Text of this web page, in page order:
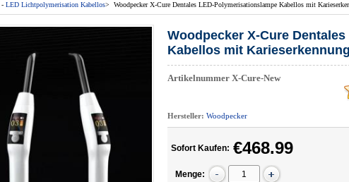
- LED Lichtpolymerisation Kabellos> Woodpecker X-Cure Dentales LED-Polymerisationslampe Kabellos mit
Woodpecker X-Cure
Kabellos mit
Artikelnummer X-Cure-New
Hersteller: Woodpecker
Sofort Kaufen: €468.99
Menge: